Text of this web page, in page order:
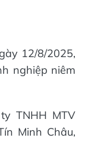
12/8/2025,
nghiệp niêm
TNHH MTV
Minh Châu,